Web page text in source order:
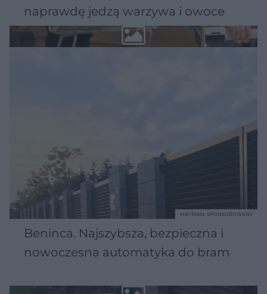
naprawdę jedzą warzywa i owoce
Beninca. Najszybsza, bezpieczna i
nowoczesna automatyka do bram
MATERIAŁ SPONSOROWANY